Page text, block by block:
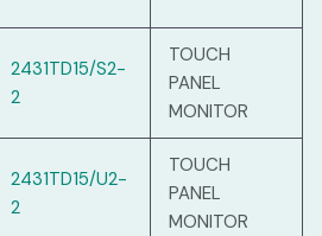
2431TD15/S2-
2
TOUCH
PANEL
MONITOR
2431TD15/U2-
2
TOUCH
PANEL
MONITOR